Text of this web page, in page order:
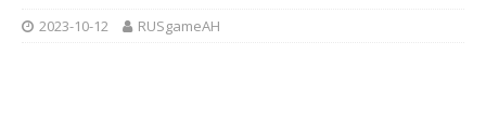
2023-10-12 RUSgameAH